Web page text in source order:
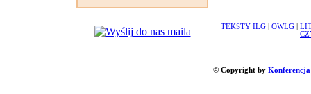
TEKSTY ILG OWLG
© Copyright by Konferencja